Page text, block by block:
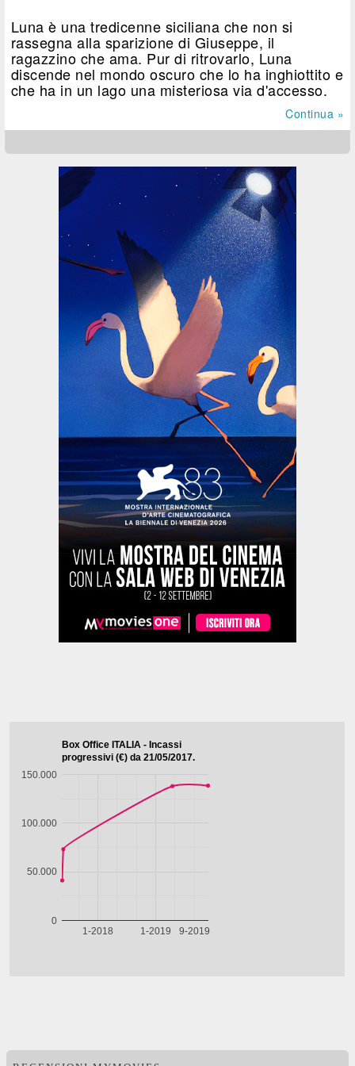
Luna è una tredicenne siciliana che non si
rassegna alla sparizione di Giuseppe, il
ragazzino che ama. Pur di ritrovarlo, Luna
discende nel mondo oscuro che lo ha inghiottito e
che ha in un lago una misteriosa via d'accesso.
Continua »